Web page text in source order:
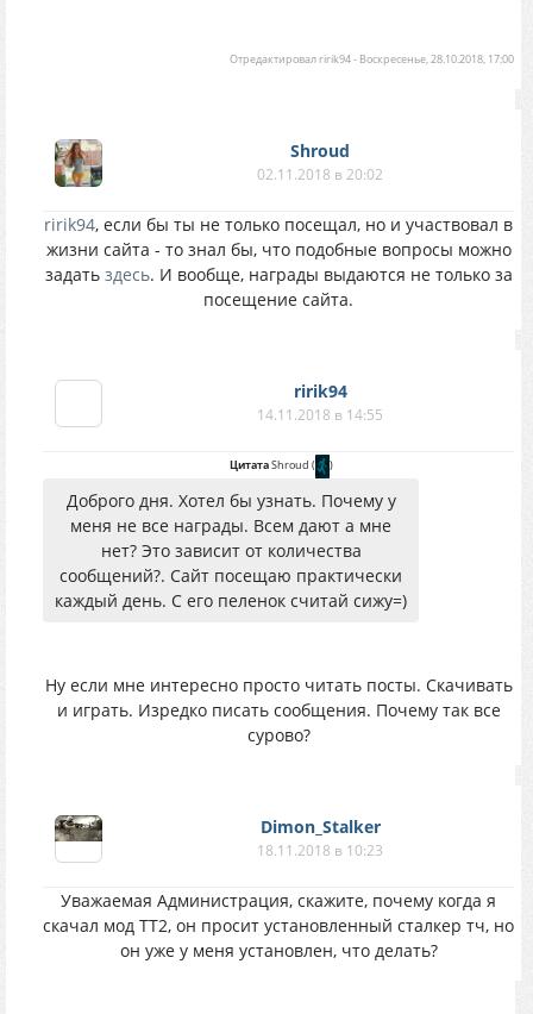
Отредактировал ririk94- Воскресенье, 28.10.2018, 17:00
Shroud
02.11.2018 в 20:02
ririk94, если бы ты не только посещал, но и участвовал в
жизни сайта - то знал бы, что подобные вопросы можно
задать здесь. И вообще, награды выдаются не только за
посещение сайта.
ririk94
14.11.2018 в 14:55
ЦитатаShroud ( )
Доброго дня. Хотел бы узнать. Почему у
меня не все награды. Всем дают а мне
нет? Это зависит от количества
сообщений?. Сайт посещаю практически
каждый день. С его пеленок считай сижу=)
Ну если мне интересно просто читать посты. Скачивать
и играть. Изредко писать сообщения. Почему так все
сурово?
Dimon_Stalker
18.11.2018 в 10:23
Уважаемая Администрация, скажите, почему когда я
скачал мод ТТ2, он просит установленный сталкер тч, но
он уже у меня установлен, что делать?